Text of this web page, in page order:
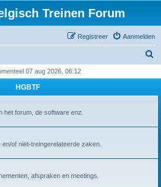
Treinen Forum
Aanmelden
Registreer
k
07 aug 2026, 06:12
HGBTF
het forum, de software enz.
of niet-treingerelateerde zaken.
afspraken en meetings.